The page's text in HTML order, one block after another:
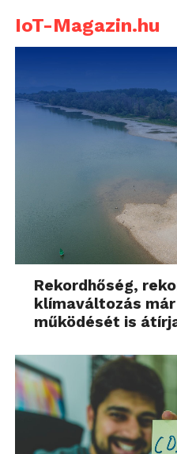
IoT-Magazin.hu
Rekordhőség,
klímaváltozás
működését is